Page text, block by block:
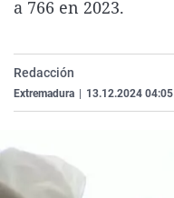
a 766 en 2023.
Redacción
Extremadura 13.12.2024 04:05